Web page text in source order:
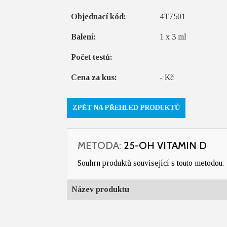
Objednací kód: 4T7501
Balení: 1 x 3 ml
Počet testů:
Cena za kus: - Kč
ZPĚT NA PŘEHLED PRODUKTŮ
METODA: 25-OH VITAMIN D
Souhrn produktů související s touto metodou.
Název produktu